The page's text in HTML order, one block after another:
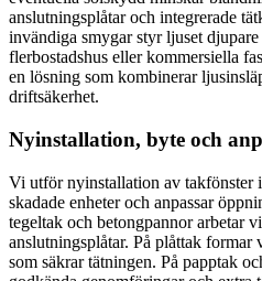
anslutningsplåtar och integrerade
invändiga smygar styr ljuset
flerbostadshus eller kommersiella
en lösning som kombinerar
driftsäkerhet.
Nyinstallation, byte och
Vi utför nyinstallation av takfönster
skadade enheter och anpassar
tegeltak och betongpannor arbetar
anslutningsplåtar. På plåttak formar
som säkrar tätningen. På papptak